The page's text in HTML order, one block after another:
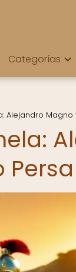
Categorías
Alejandro
Persa